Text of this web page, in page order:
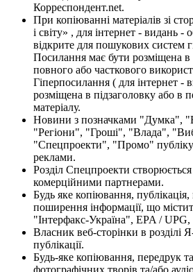
Корреспондент.net.
При копіюванні матеріалів зі
і світу» , для інтернет - видань -
відкрите для пошукових систем
Посилання має бути розміщена в
повного або часткового
Гіперпосилання ( для інтернет -
розміщена в підзаголовку або в
матеріалу.
Новини з позначками "Думка",
"Регіони", "Гроші", "Влада",
"Спецпроекти", "Промо"
реклами.
Розділ Спецпроекти створюється
комерційними партнерами.
Будь яке копіювання,
поширення інформації, що
"Інтерфакс-Україна", EPA / UPG,
Власник веб-сторінки в розділі
публікації.
Будь-яке копіювання, передрук
фотографічних творів та/або